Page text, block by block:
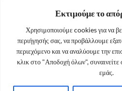
Εκτιμούμε το
Χρησιμοποιούμε cookies για να
περιήγησής σας, να προβάλλουμε
περιεχόμενο και να αναλύουμε την
κλικ στο "Αποδοχή όλων",
εμάς.